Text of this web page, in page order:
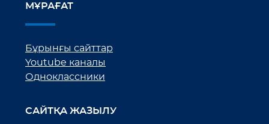
МҰРАҒАТ
Бұрынғы сайттар
Youtube каналы
Одноклассники
САЙТҚА ЖАЗЫЛУ